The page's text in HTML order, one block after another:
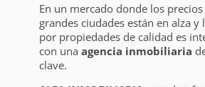
En un mercado donde los
grandes ciudades están en alza y
por propiedades de calidad es
con una agencia inmobiliaria
clave.